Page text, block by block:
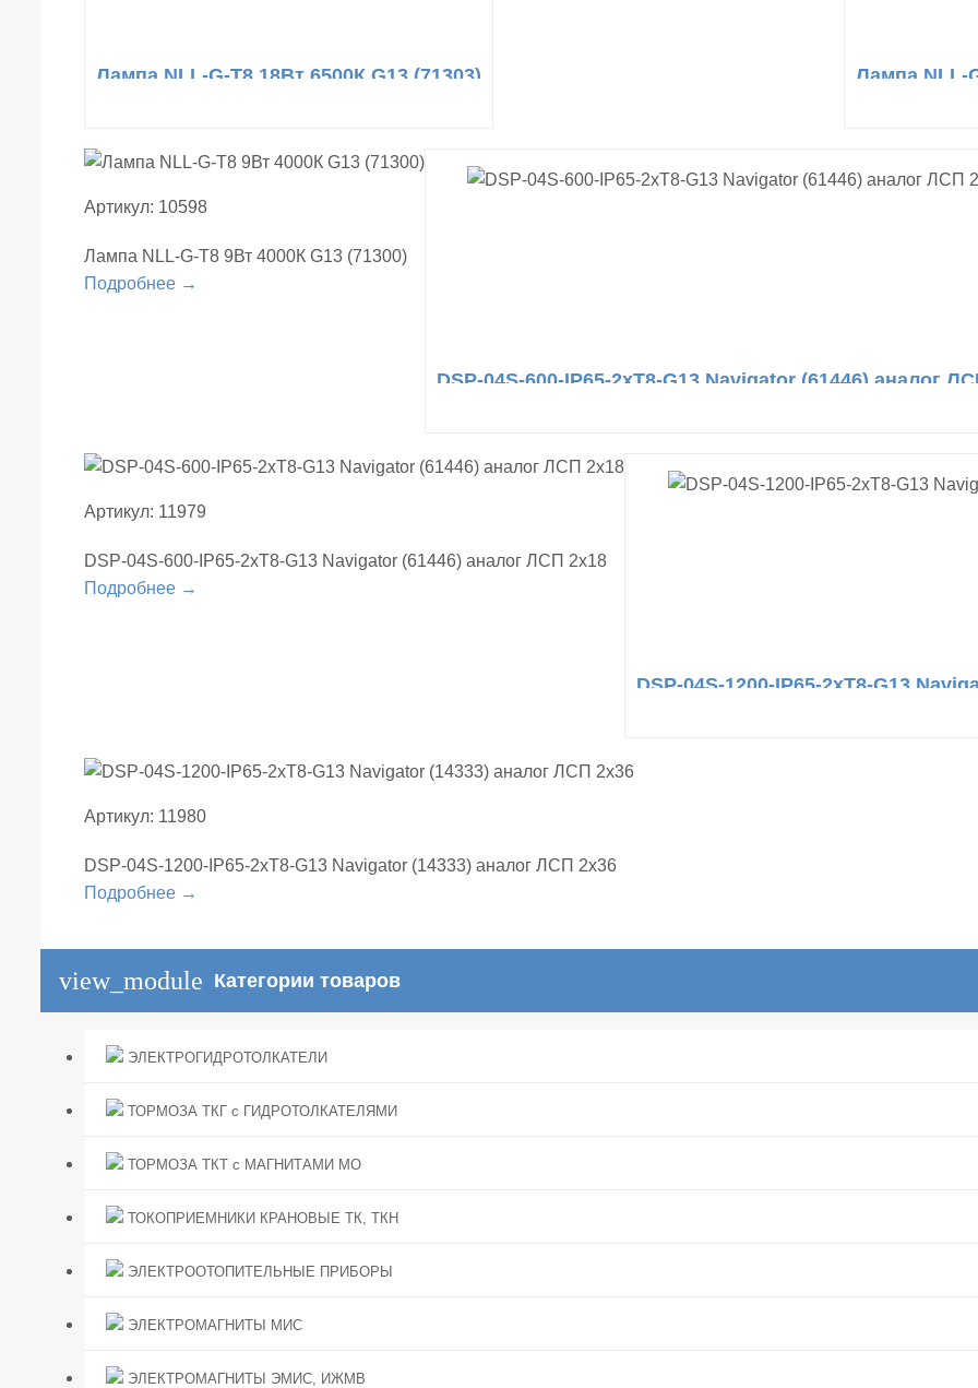
Лампа NLL-G-T8 18Вт 6500К G13 (71303) Лампа NLL-
Артикул: 10598
Лампа NLL-G-T8 9Вт 4000К G13 (71300)
Подробнее →
DSP-04S-600-IP65-2хT8-G13 Navigator (61446) аналог
Артикул: 11979
DSP-04S-600-IP65-2хT8-G13 Navigator (61446) аналог ЛСП 2х18
Подробнее →
DSP-04S-1200-IP65-2хT8-G13
Артикул: 11980
DSP-04S-1200-IP65-2хT8-G13 Navigator (14333) аналог ЛСП 2х36
Подробнее →
view_module Категории товаров
ЭЛЕКТРОГИДРОТОЛКАТЕЛИ
ТОРМОЗА ТКГ с ГИДРОТОЛКАТЕЛЯМИ
ТОРМОЗА ТКТ с МАГНИТАМИ МО
ТОКОПРИЕМНИКИ КРАНОВЫЕ ТК, ТКН
ЭЛЕКТРООТОПИТЕЛЬНЫЕ ПРИБОРЫ
ЭЛЕКТРОМАГНИТЫ МИС
ЭЛЕКТРОМАГНИТЫ ЭМИС, ИЖМВ